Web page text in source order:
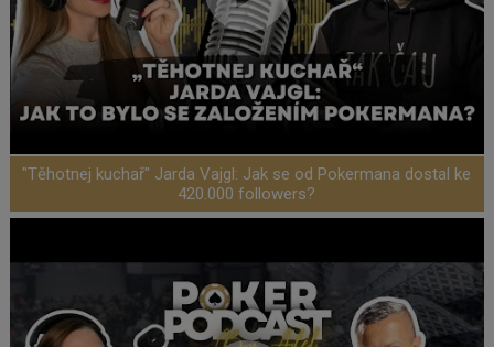
"Těhotnej kuchař" Jarda Vajgl: Jak se od Pokermana dostal ke
420.000 followers?